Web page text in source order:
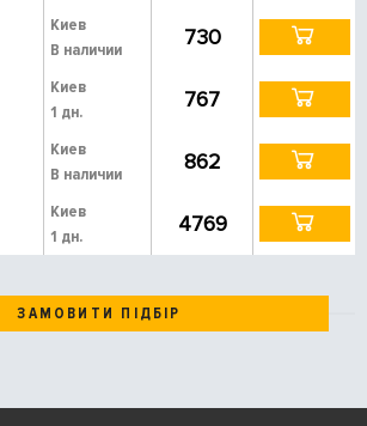
Киев
В наличии
730
Киев
1 дн.
767
Киев
В наличии
862
Киев
1 дн.
4769
ЗАМОВИТИ ПІДБІР